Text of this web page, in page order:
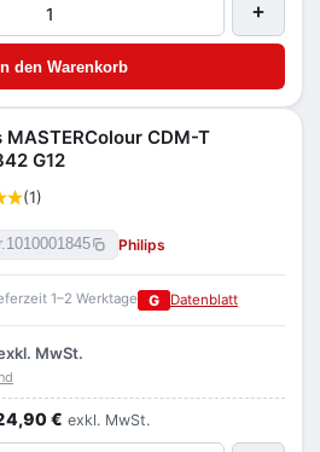
+
den Warenkorb
MASTERColour CDM-T
G12
(1)
1010001845 Philips
1–2 Werktage G Datenblatt
MwSt.
€ exkl. MwSt.